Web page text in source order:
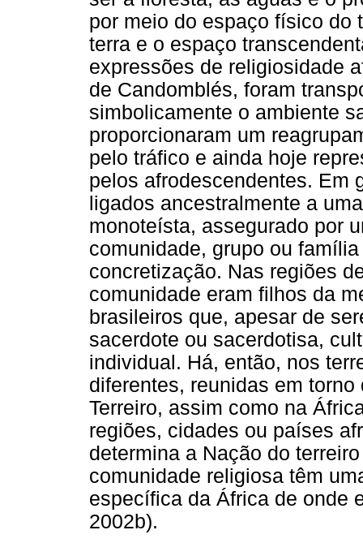
por meio do espaço físico do
terra e o espaço
expressões de religiosidade
de Candomblés, foram
simbolicamente o ambiente
proporcionaram um
pelo tráfico e ainda hoje
pelos afrodescendentes. Em
ligados ancestralmente a
monoteísta, assegurado por
comunidade, grupo ou
concretização. Nas regiões
comunidade eram filhos da
brasileiros que, apesar de
sacerdote ou sacerdotisa,
individual. Há, então, nos
diferentes, reunidas em
Terreiro, assim como na
regiões, cidades ou países
determina a Nação do
comunidade religiosa têm
específica da África de onde
2002b).